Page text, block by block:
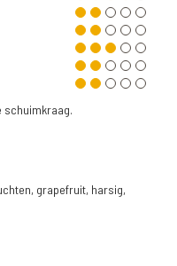
schuimkraag.
grapefruit, harsig,